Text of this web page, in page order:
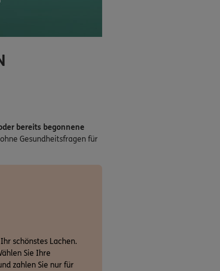
bereits begonnene
Gesundheitsfragen für
schönstes Lachen.
Sie Ihre
zahlen Sie nur für